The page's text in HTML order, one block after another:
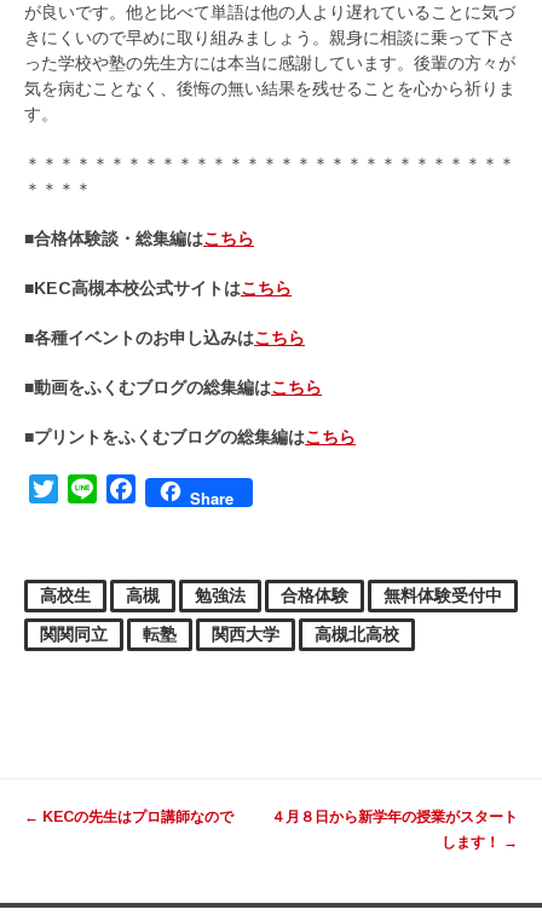
が良いです。他と比べて単語は他の人より遅れていることに気づ
きにくいので早めに取り組みましょう。親身に相談に乗って下さ
った学校や塾の先生方には本当に感謝しています。後輩の方々が
気を病むことなく、後悔の無い結果を残せることを心から祈りま
す。
＊＊＊＊＊＊＊＊＊＊＊＊＊＊＊＊＊＊＊＊＊＊＊＊＊＊＊＊＊
＊＊＊＊
■合格体験談・総集編はこちら
■KEC高槻本校公式サイトはこちら
■各種イベントのお申し込みはこちら
■動画をふくむブログの総集編はこちら
■プリントをふくむブログの総集編はこちら
TwitterLine FacebookShare
高校生 高槻 勉強法 合格体験
無料体験受付中
関関同立
転塾 関西大学 高槻北高校
← KECの先生はプロ講師なので
４月８日から新学年の授業がスタート
します！
→